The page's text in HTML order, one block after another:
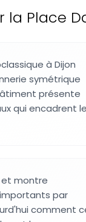
la Place
à Dijon
symétrique
présente
qui encadrent le
et montre
par
comment